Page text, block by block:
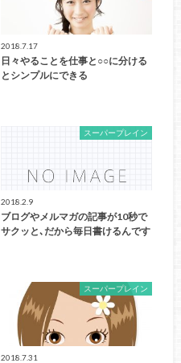
2018.7.17
日々やることを仕事と○○に分ける
とシンプルにできる
スーパープレイン
2018.2.9
ブログやメルマガの記事が10秒で
サクッと､だから毎日書けるんです
スーパープレイン
2018.7.31